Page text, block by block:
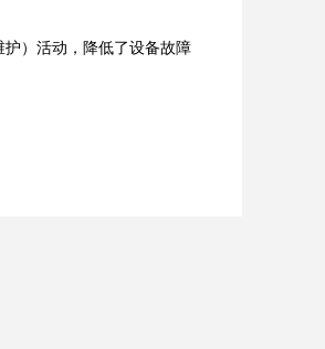
）活动，降低了设备故障